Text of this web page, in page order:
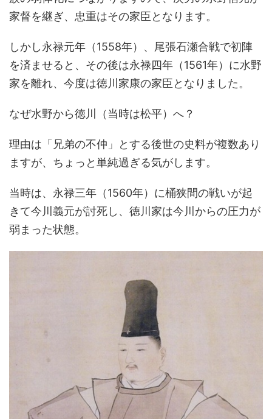
家督を継ぎ、忠重はその家臣となります。
しかし永禄元年（1558年）、尾張石瀬合戦で初陣
を済ませると、その後は永禄四年（1561年）に水野
家を離れ、今度は徳川家康の家臣となりました。
なぜ水野から徳川（当時は松平）へ？
理由は「兄弟の不仲」とする後世の史料が複数あり
ますが、ちょっと単純過ぎる気がします。
当時は、永禄三年（1560年）に桶狭間の戦いが起
きて今川義元が討死し、徳川家は今川からの圧力が
弱まった状態。